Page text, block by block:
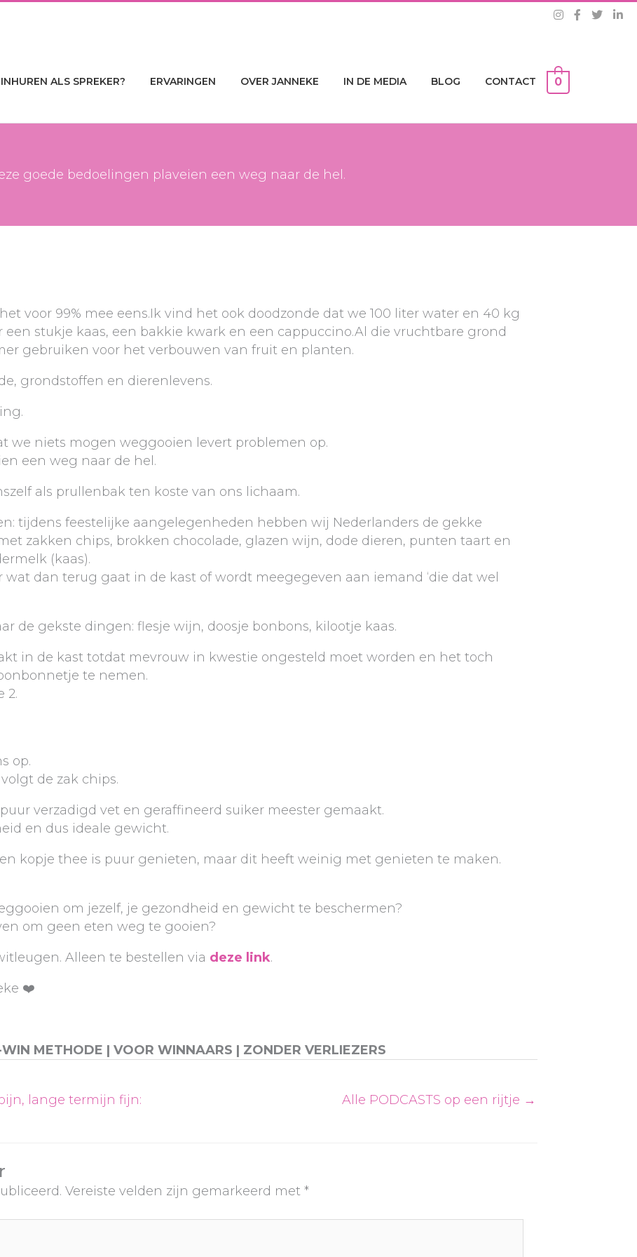
INHUREN ALS SPREKER? ERVARINGEN OVER JANNEKE IN DE MEDIA BLOG CONTACT 0
goede bedoelingen plaveien een weg naar de hel.
voor 99% mee eens.Ik vind het ook doodzonde dat we 100 liter water en 40 kg
stukje kaas, een bakkie kwark en een cappuccino.Al die vruchtbare grond
gebruiken voor het verbouwen van fruit en planten.
grondstoffen en dierenlevens.
we niets mogen weggooien levert problemen op.
een weg naar de hel.
als prullenbak ten koste van ons lichaam.
tijdens feestelijke aangelegenheden hebben wij Nederlanders de gekke
zakken chips, brokken chocolade, glazen wijn, dode dieren, punten taart en
(kaas).
dan terug gaat in de kast of wordt meegegeven aan iemand ‘die dat wel
de gekste dingen: flesje wijn, doosje bonbons, kilootje kaas.
in de kast totdat mevrouw in kwestie ongesteld moet worden en het toch
te nemen.
2.
op.
de zak chips.
verzadigd vet en geraffineerd suiker meester gemaakt.
en dus ideale gewicht.
kopje thee is puur genieten, maar dit heeft weinig met genieten te maken.
om jezelf, je gezondheid en gewicht te beschermen?
om geen eten weg te gooien?
Alleen te bestellen via deze link.
❤️
METHODE | VOOR WINNAARS | ZONDER VERLIEZERS
lange termijn fijn: Alle PODCASTS op een rijtje →
Vereiste velden zijn gemarkeerd met *